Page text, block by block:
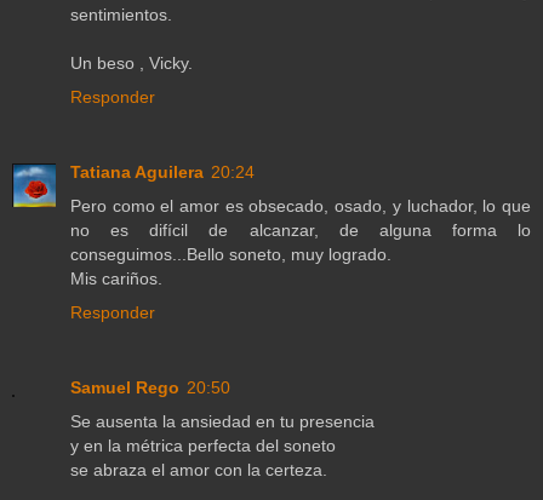
sentimientos.
Un beso , Vicky.
Responder
Tatiana Aguilera 20:24
Pero como el amor es obsecado, osado, y luchador, lo que
no es difícil de alcanzar, de alguna forma lo
conseguimos...Bello soneto, muy logrado.
Mis cariños.
Responder
Samuel Rego 20:50
Se ausenta la ansiedad en tu presencia
y en la métrica perfecta del soneto
se abraza el amor con la certeza.